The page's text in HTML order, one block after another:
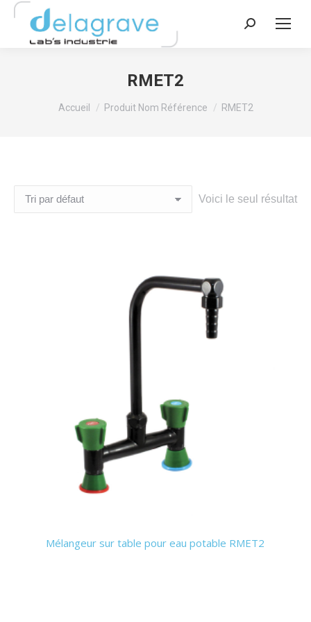
Recherche
RMET2
Vous êtes ici :
Accueil Produit Nom Référence RMET2
Voici le seul résultat
Mélangeur sur table pour eau potable RMET2